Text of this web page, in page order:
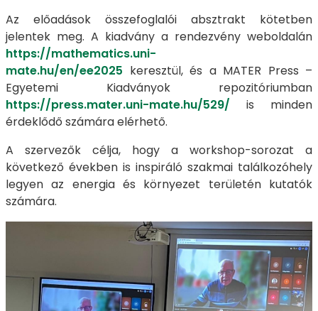
Az előadások összefoglalói absztrakt kötetben
jelentek meg. A kiadvány a rendezvény weboldalán
https://mathematics.uni-
mate.hu/en/ee2025 keresztül, és a MATER Press –
Egyetemi Kiadványok repozitóriumban
https://press.mater.uni-mate.hu/529/ is minden
érdeklődő számára elérhető.
A szervezők célja, hogy a workshop-sorozat a
következő években is inspiráló szakmai találkozóhely
legyen az energia és környezet területén kutatók
számára.